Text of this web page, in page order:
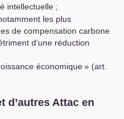
intellectuelle ;
les plus
de compensation carbone
d’une réduction
économique» (art.
d’autres Attac en